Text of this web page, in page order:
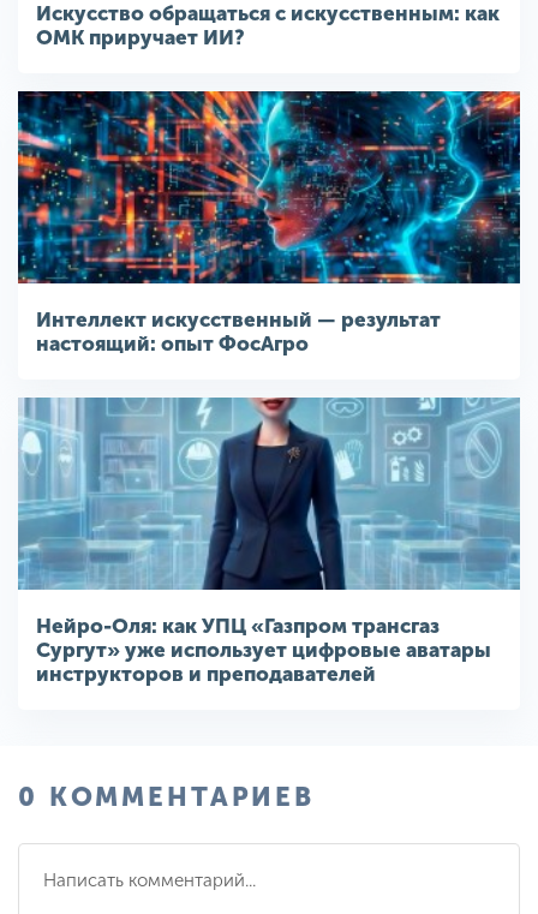
Искусство обращаться с искусственным: как
ОМК приручает ИИ?
Интеллект искусственный — результат
настоящий: опыт ФосАгро
Нейро-Оля: как УПЦ «Газпром трансгаз
Сургут» уже использует цифровые аватары
инструкторов и преподавателей
0 КОММЕНТАРИЕВ